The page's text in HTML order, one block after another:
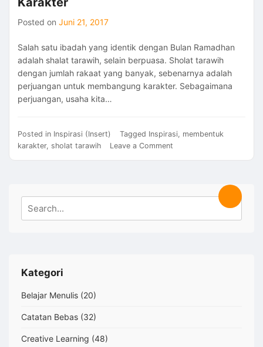
Posted on Juni 21, 2017
Salah satu ibadah yang identik dengan Bulan Ramadhan
adalah shalat tarawih, selain berpuasa. Sholat tarawih
dengan jumlah rakaat yang banyak, sebenarnya adalah
perjuangan untuk membangung karakter. Sebagaimana
perjuangan, usaha kita…
Posted in Inspirasi (Insert) Tagged Inspirasi, membentuk
karakter, sholat tarawih Leave a Comment
for:
Search
Kategori
Belajar Menulis (20)
Catatan Bebas (32)
Creative Learning (48)